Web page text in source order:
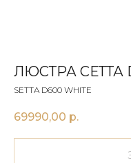
ЛЮСТРА СЕТТА
SETTA D600 WHITE
69990,00 р.